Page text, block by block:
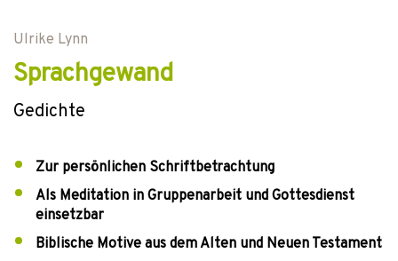
Ulrike Lynn
Sprachgewand
Gedichte
Zur persönlichen Schriftbetrachtung
Als Meditation in Gruppenarbeit und Gottesdienst
einsetzbar
Biblische Motive aus dem Alten und Neuen Testament